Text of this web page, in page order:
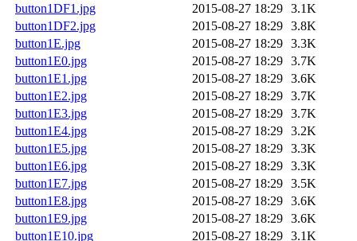
button1DF1.jpg
2015-08-27 18:29 3.1K
button1DF2.jpg
2015-08-27 18:29 3.8K
button1E.jpg
2015-08-27 18:29 3.3K
button1E0.jpg
2015-08-27 18:29 3.7K
button1E1.jpg
2015-08-27 18:29 3.6K
button1E2.jpg
2015-08-27 18:29 3.7K
button1E3.jpg
2015-08-27 18:29 3.7K
button1E4.jpg
2015-08-27 18:29 3.2K
button1E5.jpg
2015-08-27 18:29 3.3K
button1E6.jpg
2015-08-27 18:29 3.3K
button1E7.jpg
2015-08-27 18:29 3.5K
button1E8.jpg
2015-08-27 18:29 3.6K
button1E9.jpg
2015-08-27 18:29 3.6K
button1E10.jpg
2015-08-27 18:29 3.1K